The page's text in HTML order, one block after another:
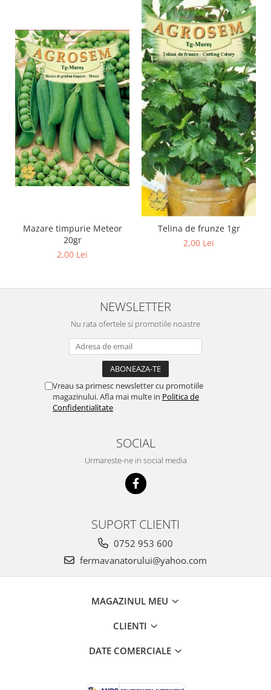
Mazare timpurie Meteor
20gr
2,00 Lei
Telina de frunze 1gr
2,00 Lei
NEWSLETTER
Nu rata ofertele si promotiile noastre
Vreau sa primesc newsletter cu promotiile
magazinului. Afla mai multe in Politica de
Confidentialitate
SOCIAL
Urmareste-ne in social media
SUPORT CLIENTI
0752 953 600
fermavanatorului@yahoo.com
MAGAZINUL MEU
CLIENTI
DATE COMERCIALE